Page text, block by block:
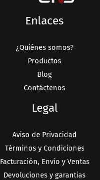
Enlaces
¿Quiénes somos?
Productos
Blog
Contáctenos
Legal
Aviso de Privacidad
Términos y Condiciones
Facturación, Envío y Ventas
Devoluciones y garantias